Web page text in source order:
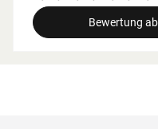
breite beachtet werden.
Grundausstattung
Bewertung